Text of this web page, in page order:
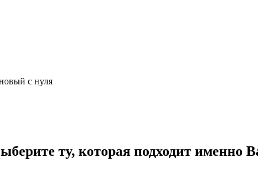
с нуля
ту, которая подходит именно